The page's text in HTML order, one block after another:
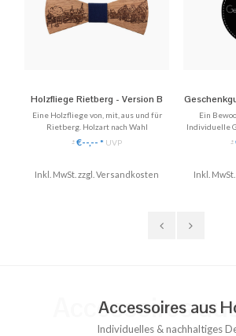
Holzfliege Rietberg - Version B
Eine Holzfliege von, mit, aus und für
Rietberg. Holzart nach Wahl
€--,-- *UVP
Inkl. MwSt. zzgl.Versandkosten
€
Ein Bewoodz
Individuelle
ganz einfach
✓ Per Post
✓ Last-
€--,--
Inkl. MwSt. zzgl.
Accessoires aus
Accessoires
Individuelles & nachhaltiges